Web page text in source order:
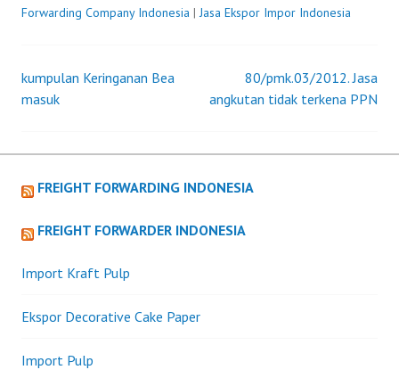
Forwarding Company Indonesia |Jasa Ekspor Impor Indonesia
Post
kumpulan Keringanan Bea
masuk
80/pmk.03/2012. Jasa
angkutan tidak terkena PPN
FREIGHT FORWARDING INDONESIA
FREIGHT FORWARDER INDONESIA
Import Kraft Pulp
Ekspor Decorative Cake Paper
Import Pulp